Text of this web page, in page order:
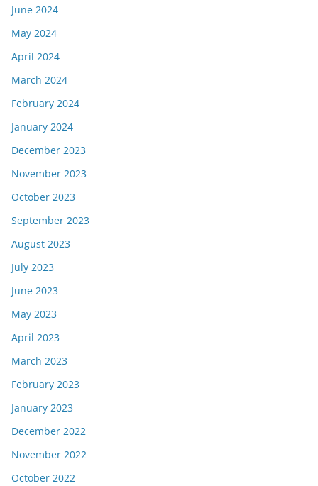
June 2024
May 2024
April 2024
March 2024
February 2024
January 2024
December 2023
November 2023
October 2023
September 2023
August 2023
July 2023
June 2023
May 2023
April 2023
March 2023
February 2023
January 2023
December 2022
November 2022
October 2022